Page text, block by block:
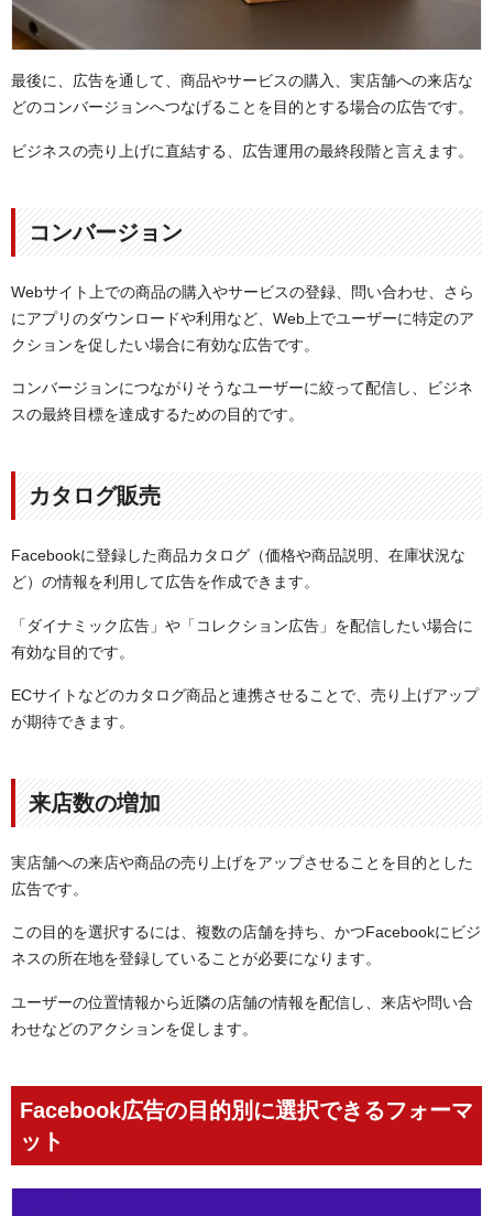
最後に、広告を通して、商品やサービスの購入、実店舗への来店な
どのコンバージョンへつなげることを目的とする場合の広告です。
ビジネスの売り上げに直結する、広告運用の最終段階と言えます。
コンバージョン
Webサイト上での商品の購入やサービスの登録、問い合わせ、さら
にアプリのダウンロードや利用など、Web上でユーザーに特定のア
クションを促したい場合に有効な広告です。
コンバージョンにつながりそうなユーザーに絞って配信し、ビジネ
スの最終目標を達成するための目的です。
カタログ販売
Facebookに登録した商品カタログ（価格や商品説明、在庫状況な
ど）の情報を利用して広告を作成できます。
「ダイナミック広告」や「コレクション広告」を配信したい場合に
有効な目的です。
ECサイトなどのカタログ商品と連携させることで、売り上げアップ
が期待できます。
来店数の増加
実店舗への来店や商品の売り上げをアップさせることを目的とした
広告です。
この目的を選択するには、複数の店舗を持ち、かつFacebookにビジ
ネスの所在地を登録していることが必要になります。
ユーザーの位置情報から近隣の店舗の情報を配信し、来店や問い合
わせなどのアクションを促します。
Facebook広告の目的別に選択できるフォーマ
ット